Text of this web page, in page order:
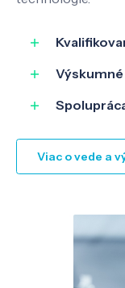
Viac o vede a